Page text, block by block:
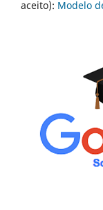
aceito): Modelo